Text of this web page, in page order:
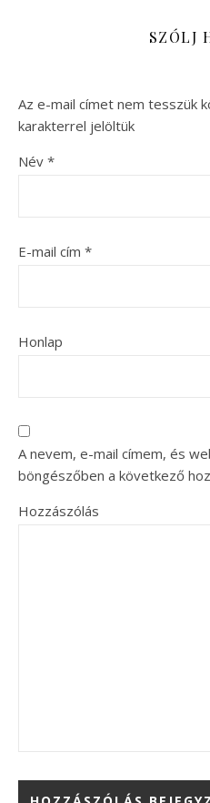
SZÓLJ
Az e-mail címet nem tesszük
karakterrel jelöltük
Név *
E-mail cím *
Honlap
A nevem, e-mail címem, és
böngészőben a következő
Hozzászólás